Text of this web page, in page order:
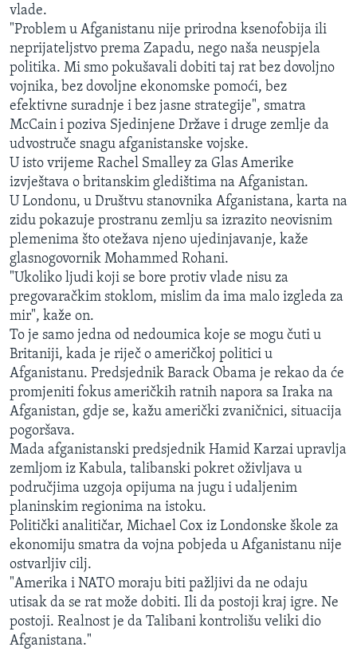
vlade.
"Problem u Afganistanu nije prirodna ksenofobija ili
neprijateljstvo prema Zapadu, nego naša neuspjela
politika. Mi smo pokušavali dobiti taj rat bez dovoljno
vojnika, bez dovoljne ekonomske pomoći, bez
efektivne suradnje i bez jasne strategije", smatra
McCain i poziva Sjedinjene Države i druge zemlje da
udvostruče snagu afganistanske vojske.
U isto vrijeme Rachel Smalley za Glas Amerike
izvještava o britanskim gledištima na Afganistan.
U Londonu, u Društvu stanovnika Afganistana, karta na
zidu pokazuje prostranu zemlju sa izrazito neovisnim
plemenima što otežava njeno ujedinjavanje, kaže
glasnogovornik Mohammed Rohani.
"Ukoliko ljudi koji se bore protiv vlade nisu za
pregovaračkim stoklom, mislim da ima malo izgleda za
mir", kaže on.
To je samo jedna od nedoumica koje se mogu čuti u
Britaniji, kada je riječ o američkoj politici u
Afganistanu. Predsjednik Barack Obama je rekao da će
promjeniti fokus američkih ratnih napora sa Iraka na
Afganistan, gdje se, kažu američki zvaničnici, situacija
pogoršava.
Mada afganistanski predsjednik Hamid Karzai upravlja
zemljom iz Kabula, talibanski pokret oživljava u
područjima uzgoja opijuma na jugu i udaljenim
planinskim regionima na istoku.
Politički analitičar, Michael Cox iz Londonske škole za
ekonomiju smatra da vojna pobjeda u Afganistanu nije
ostvarljiv cilj.
"Amerika i NATO moraju biti pažljivi da ne odaju
utisak da se rat može dobiti. Ili da postoji kraj igre. Ne
postoji. Realnost je da Talibani kontrolišu veliki dio
Afganistana."